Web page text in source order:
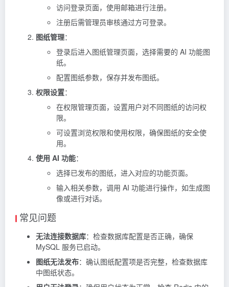
访问登录页面，使用邮箱进行注册。
注册后需管理员审核通过方可登录。
图纸管理：
登录后进入图纸管理页面，选择需要的 AI 功能图
纸。
配置图纸参数，保存并发布图纸。
权限设置：
在权限管理页面，设置用户对不同图纸的访问权
限。
可设置浏览权限和使用权限，确保图纸的安全使
用。
使用 AI 功能：
选择已发布的图纸，进入对应的功能页面。
输入相关参数，调用 AI 功能进行操作，如生成图
像或进行对话。
常见问题
无法连接数据库：检查数据库配置是否正确，确保
MySQL 服务已启动。
图纸无法发布：确认图纸配置项是否完整，检查数据库
中图纸状态。